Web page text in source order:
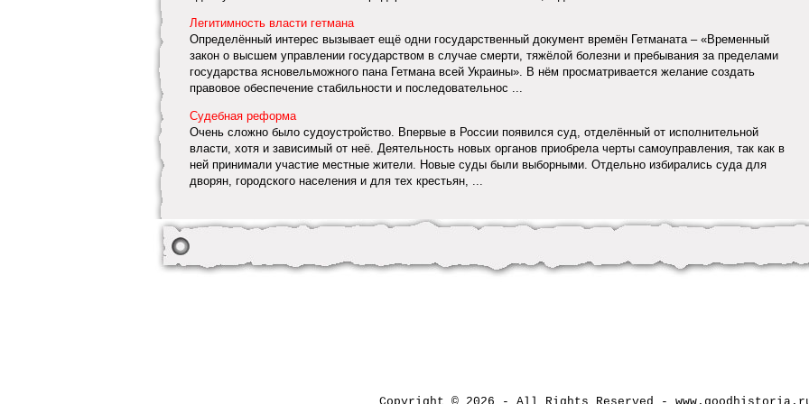
Легитимность власти гетмана
Определённый интерес вызывает ещё одни государственный документ времён Гетманата – «Временный
закон о высшем управлении государством в случае смерти, тяжёлой болезни и пребывания за пределами
государства ясновельможного пана Гетмана всей Украины». В нём просматривается желание создать
правовое обеспечение стабильности и последовательнос ...
Судебная реформа
Очень сложно было судоустройство. Впервые в России появился суд, отделённый от исполнительной
власти, хотя и зависимый от неё. Деятельность новых органов приобрела черты самоуправления, так как в
ней принимали участие местные жители. Новые суды были выборными. Отдельно избирались суда для
дворян, городского населения и для тех крестьян, ...